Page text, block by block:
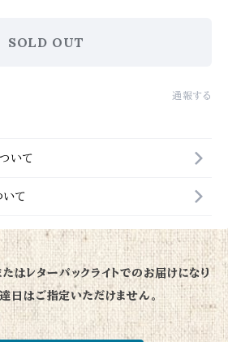
SOLD OUT
通報する
いて
て
はレターパックライトでのお届けになり
日はご指定いただけません。